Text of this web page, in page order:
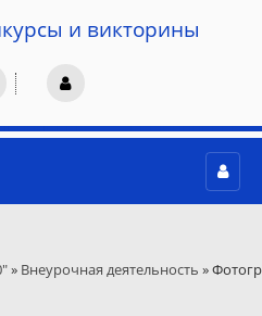
и викторины
» Внеурочная деятельность »